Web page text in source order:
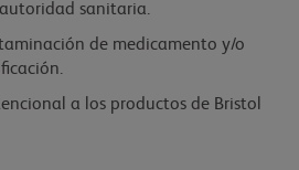
sanitaria.
de medicamento y/o
a los productos de Bristol